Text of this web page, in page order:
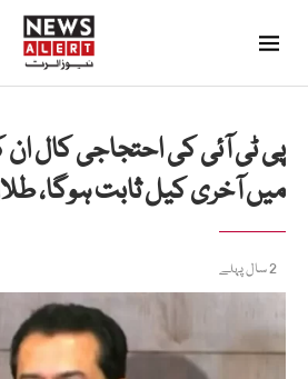
پی ٹی آئی کی احتجاجی کال
میں آخری کیل ثابت ہوگا،
2 سال پہلے